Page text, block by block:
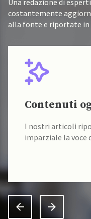
costantemente
alla fonte e riportate
Contenuti
I nostri articoli
imparziale la voce